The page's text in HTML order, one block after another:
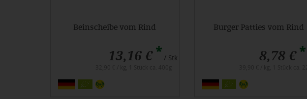
Beinscheibe vom Rind
13,16 €* / Stk
Burger Patties vom Rind
8,78 €*